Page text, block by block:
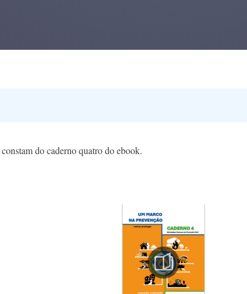
do caderno quatro do ebook.